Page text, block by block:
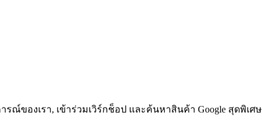
ของเรา, เข้าร่วมเวิร์กช็อป และค้นหาสินค้า Google สุดพิเศษ